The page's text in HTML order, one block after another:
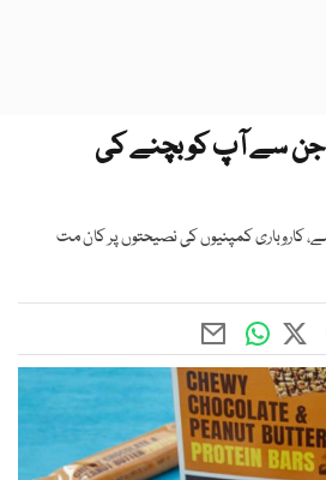
جن سے آپ کو بچنے کی
کمپنیوں کی نصیحتوں پر کان مت